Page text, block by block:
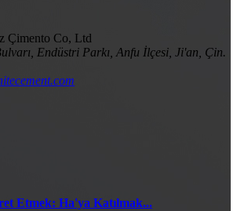
Çimento Co, Ltd
Endüstri Parkı, Anfu İlçesi, Ji'an, Çin.
Etmek: Ha'ya Katılmak...